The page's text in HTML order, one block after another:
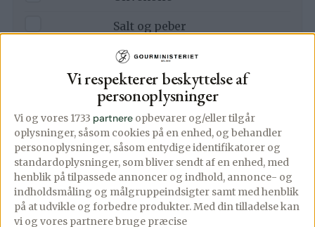
Vi respekterer beskyttelse af
personoplysninger
Vi og vores 1733 partnere opbevarer og/eller tilgår
oplysninger, såsom cookies på en enhed, og behandler
personoplysninger, såsom entydige identifikatorer og
standardoplysninger, som bliver sendt af en enhed, med
henblik på tilpassede annoncer og indhold, annonce- og
indholdsmåling og målgruppeindsigter samt med henblik
på at udvikle og forbedre produkter.Med din tilladelse kan
vi og vores partnere bruge præcise
Salt og peber
Revet parmesan og lidt timian
til toppen
Lav denne opskrift i appen
Trin-for-trin med skærmen tændt, tilføj til madplan
og indkøbsliste med ét tryk.
Åbn i app